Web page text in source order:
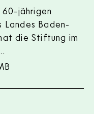
60-jährigen
Landes Baden-
die Stiftung im